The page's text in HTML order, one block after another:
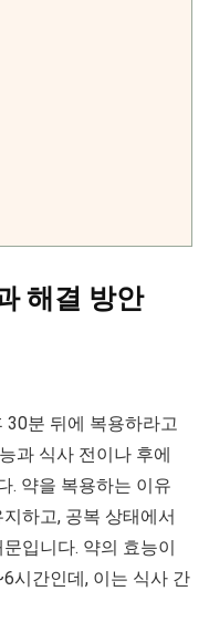
해결 방안
30분 뒤에 복용하라고
과 식사 전이나 후에
. 약을 복용하는 이유
하고, 공복 상태에서
입니다. 약의 효능이
시간인데, 이는 식사 간